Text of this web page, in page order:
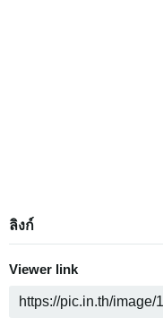
ลิงก์
Viewer link